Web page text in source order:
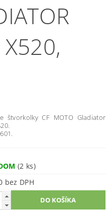
štvorkolky CF MOTO Gladiator
(2 ks)
€11,40 bez DPH